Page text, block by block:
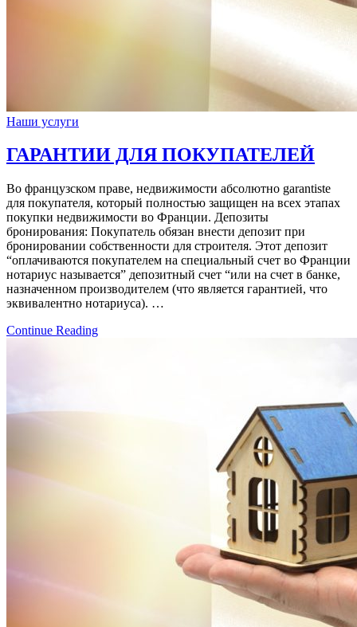
Наши услуги
ГАРАНТИИ ДЛЯ ПОКУПАТЕЛЕЙ
Во французском праве, недвижимости абсолютно garantiste
для покупателя, который полностью защищен на всех этапах
покупки недвижимости во Франции. Депозиты
бронирования: Покупатель обязан внести депозит при
бронировании собственности для строителя. Этот депозит
“оплачиваются покупателем на специальный счет во Франции
нотариус называется” депозитный счет “или на счет в банке,
назначенном производителем (что является гарантией, что
эквивалентно нотариуса). …
Continue Reading